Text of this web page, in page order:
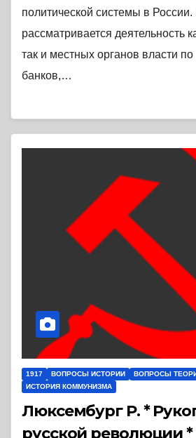
политической системы в
рассматривается деятельность
так и местных органов власти
банков,…
1917 ВОПРОСЫ ИСТОРИИ
ВОПРОСЫ
ИСТОРИЯ КОММУНИЗМА
Люксембург Р. *
русской революции *